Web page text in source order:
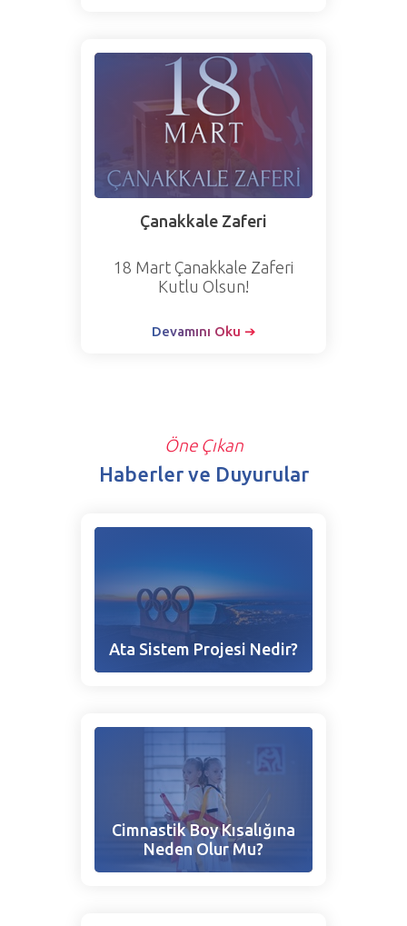
Çanakkale Zaferi
18 Mart Çanakkale Zaferi
Kutlu Olsun!
Devamını Oku ➔
Öne Çıkan
Haberler ve Duyurular
Ata Sistem Projesi Nedir?
Cimnastik Boy Kısalığına
Neden Olur Mu?